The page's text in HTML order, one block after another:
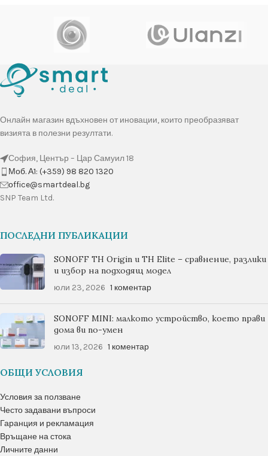
Онлайн магазин вдъхновен от иновации, които преобразяват
визията в полезни резултати.
София, Център – Цар Самуил 18
Моб. А1: (+359) 98 820 1320
оffice@smartdeal.bg
SNP Team Ltd.
ПОСЛЕДНИ ПУБЛИКАЦИИ
SONOFF TH Origin и TH Elite – сравнение, разлики
и избор на подходящ модел
юли 23, 2026 1 коментар
SONOFF MINI: малкото устройство, което прави
дома ви по-умен
юли 13, 2026 1 коментар
ОБЩИ УСЛОВИЯ
Условия за ползване
Често задавани въпроси
Гаранция и рекламация
Връщане на стока
Личните данни